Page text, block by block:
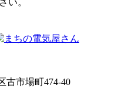
古市場町474-40